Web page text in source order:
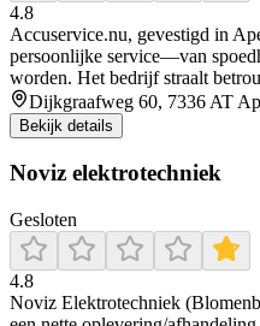
4.8
Accuservice.nu, gevestigd in
persoonlijke service—van
worden. Het bedrijf straalt
Dijkgraafweg 60, 7336 AT
Bekijk details
Noviz elektrotechniek
Gesloten
4.8
Noviz Elektrotechniek